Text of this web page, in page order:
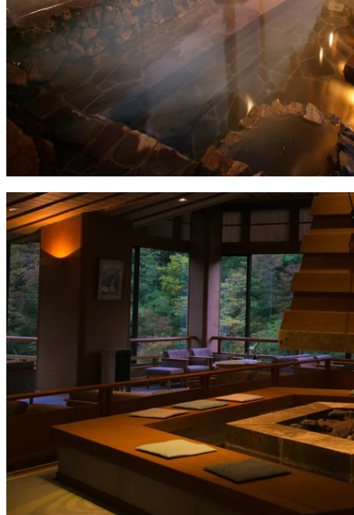
太過份，
不過團隊就指一切真係只屬巧合，
都難怪一班粉絲要特登嚟朝聖！